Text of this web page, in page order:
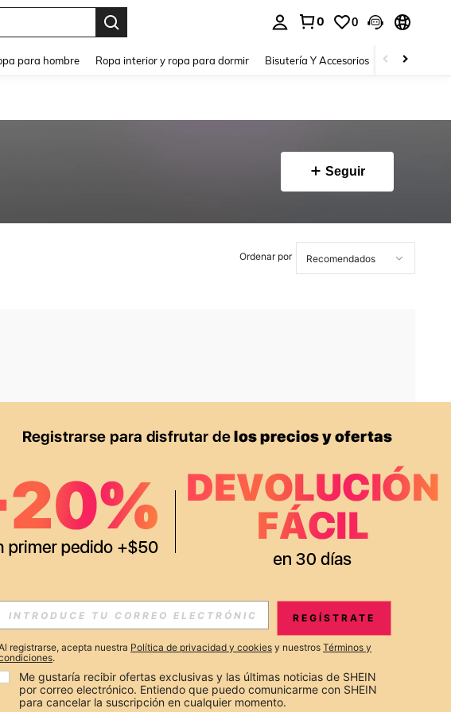
0 0
para hombre Ropa interior y ropa para dormir Bisutería Y Accesorios Zapatos
Seguir
Ordenar por
nuevo.
EN APP
RECIBIR OFERTAS EXCLUSIVAS, PROMOCIONES Y NOTICIAS DE SHEIN
Suscribir
REGÍSTRATE
registrarse, acepta nuestra Política de privacidad y cookies y nuestros Términos y
.
Me gustaría recibir ofertas exclusivas y las últimas noticias de SHEIN
por correo electrónico. Entiendo que puedo comunicarme con SHEIN
para cancelar la suscripción en cualquier momento.